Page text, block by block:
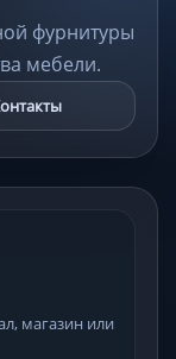
фурнитуры
мебели.
магазин или